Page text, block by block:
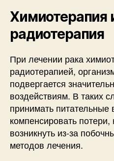
Химиотерапия
радиотерапия
При лечении рака
радиотерапией,
подвергается
воздействиям. В таких
принимать
компенсировать потери,
возникнуть из-за
методов лечения.